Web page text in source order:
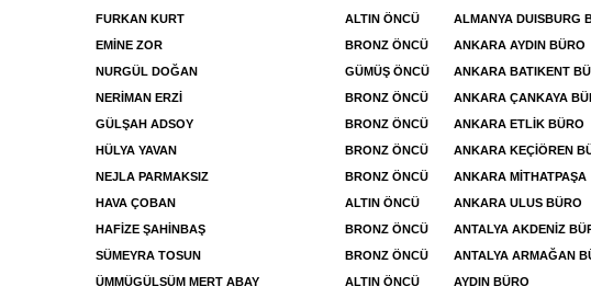
FURKAN KURT
ALTIN ÖNCÜ
ALMANYA DUISBURG
EMİNE ZOR
BRONZ ÖNCÜ
ANKARA AYDIN BÜRO
NURGÜL DOĞAN
GÜMÜŞ ÖNCÜ
ANKARA BATIKENT
NERİMAN ERZİ
BRONZ ÖNCÜ
ANKARA ÇANKAYA
GÜLŞAH ADSOY
BRONZ ÖNCÜ
ANKARA ETLİK BÜRO
HÜLYA YAVAN
BRONZ ÖNCÜ
ANKARA KEÇİÖREN
NEJLA PARMAKSIZ
BRONZ ÖNCÜ
ANKARA MİTHATPAŞA
HAVA ÇOBAN
ALTIN ÖNCÜ
ANKARA ULUS BÜRO
HAFİZE ŞAHİNBAŞ
BRONZ ÖNCÜ
ANTALYA AKDENİZ
SÜMEYRA TOSUN
BRONZ ÖNCÜ
ANTALYA ARMAĞAN
ÜMMÜGÜLSÜM MERT ABAY
ALTIN ÖNCÜ
AYDIN BÜRO